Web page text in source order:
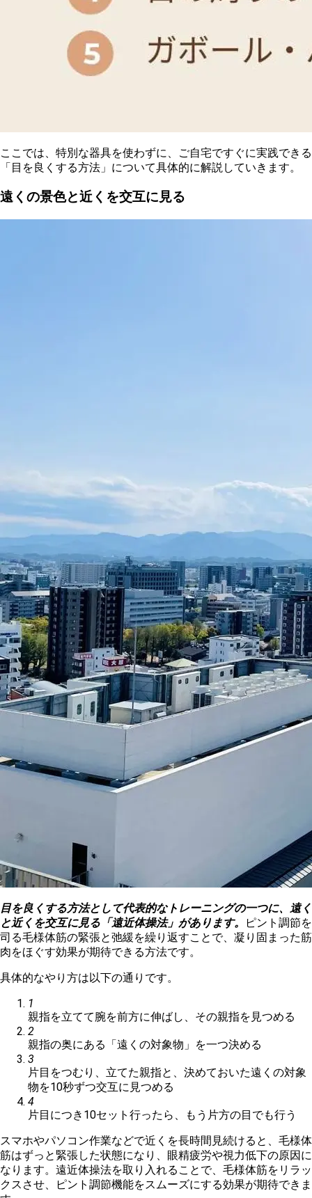
ここでは、特別な器具を使わずに、ご自宅ですぐに実践できる
「目を良くする方法」について具体的に解説していきます。
遠くの景色と近くを交互に見る
目を良くする方法として代表的なトレーニングの一つに、遠く
と近くを交互に見る「遠近体操法」があります。
ピント調節を
司る毛様体筋の緊張と弛緩を繰り返すことで、凝り固まった筋
肉をほぐす効果が期待できる方法です。
具体的なやり方は以下の通りです。
1
親指を立てて腕を前方に伸ばし、その親指を見つめる
2
親指の奥にある「遠くの対象物」を一つ決める
3
片目をつむり、立てた親指と、決めておいた遠くの対象
物を10秒ずつ交互に見つめる
4
片目につき10セット行ったら、もう片方の目でも行う
スマホやパソコン作業などで近くを長時間見続けると、毛様体
筋はずっと緊張した状態になり、眼精疲労や視力低下の原因に
なります。遠近体操法を取り入れることで、毛様体筋をリラッ
クスさせ、ピント調節機能をスムーズにする効果が期待できま